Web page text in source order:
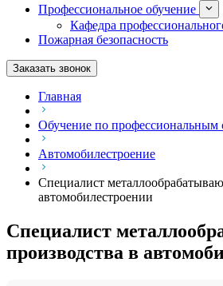
Профессиональное обучение
Кафедра
Пожарная безопасность
Заказать звонок
Главная
Обучение по профессиональным
Автомобилестроение
Специалист
автомобилестроении
Специалист
производства в